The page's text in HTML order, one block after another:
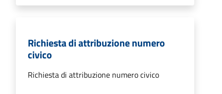
Richiesta di attribuzione numero
civico
Richiesta di attribuzione numero civico